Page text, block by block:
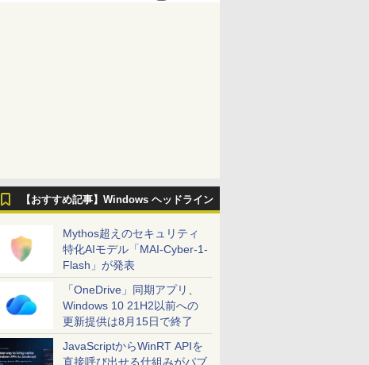
【おすすめ記事】Windows ヘッドライン
Mythos超えのセキュリティ
特化AIモデル「MAI-Cyber-1-
Flash」が発表
「OneDrive」同期アプリ、
Windows 10 21H2以前への
更新提供は8月15日で終了
JavaScriptからWinRT APIを
直接呼び出せる仕組みがパブ